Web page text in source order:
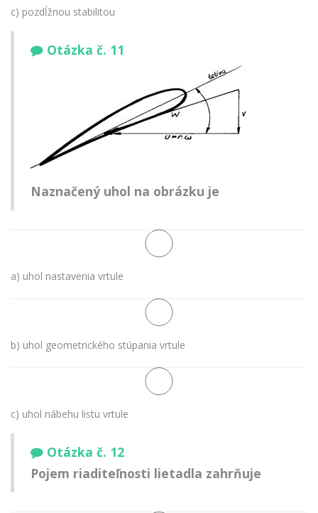
c) pozdĺžnou stabilitou
Otázka č. 11
Naznačený uhol na obrázku je
a) uhol nastavenia vrtule
b) uhol geometrického stúpania vrtule
c) uhol nábehu listu vrtule
Otázka č. 12
Pojem riaditeľnosti lietadla zahrňuje